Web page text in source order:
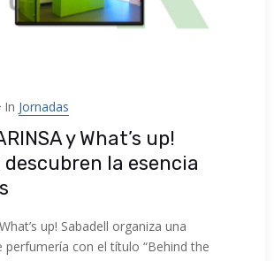
In Jornadas
y What’s up!
descubren la esencia
up! Sabadell organiza una
perfumería con el título “Behind the